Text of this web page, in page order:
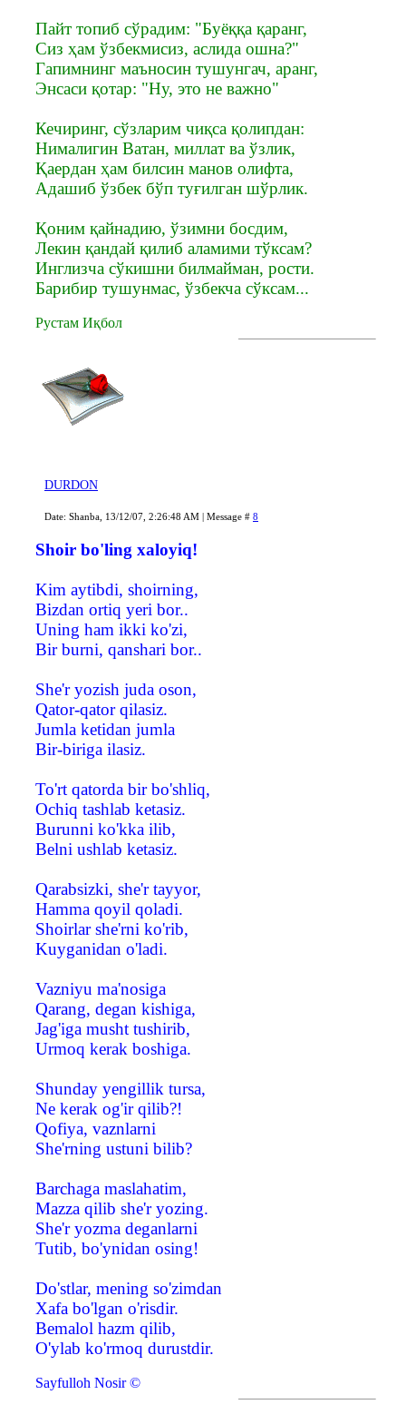
Пайт топиб сўрадим: "Буёққа қаранг,
Сиз ҳам ўзбекмисиз, аслида ошна?"
Гапимнинг маъносин тушунгач, аранг,
Энсаси қотар: "Ну, это не важно"
Кечиринг, сўзларим чиқса қолипдан:
Нималигин Ватан, миллат ва ўзлик,
Қаердан ҳам билсин манов олифта,
Адашиб ўзбек бўп туғилган шўрлик.
Қоним қайнадию, ўзимни босдим,
Лекин қандай қилиб аламими тўксам?
Инглизча сўкишни билмайман, рости.
Барибир тушунмас, ўзбекча сўксам...
Рустам Иқбол
DURDON
Date: Shanba, 13/12/07, 2:26:48 AM | Message # 8
Shoir bo'ling xaloyiq!
Kim aytibdi, shoirning,
Bizdan ortiq yeri bor..
Uning ham ikki ko'zi,
Bir burni, qanshari bor..
She'r yozish juda oson,
Qator-qator qilasiz.
Jumla ketidan jumla
Bir-biriga ilasiz.
To'rt qatorda bir bo'shliq,
Ochiq tashlab ketasiz.
Burunni ko'kka ilib,
Belni ushlab ketasiz.
Qarabsizki, she'r tayyor,
Hamma qoyil qoladi.
Shoirlar she'rni ko'rib,
Kuyganidan o'ladi.
Vazniyu ma'nosiga
Qarang, degan kishiga,
Jag'iga musht tushirib,
Urmoq kerak boshiga.
Shunday yengillik tursa,
Ne kerak og'ir qilib?!
Qofiya, vaznlarni
She'rning ustuni bilib?
Barchaga maslahatim,
Mazza qilib she'r yozing.
She'r yozma deganlarni
Tutib, bo'ynidan osing!
Do'stlar, mening so'zimdan
Xafa bo'lgan o'risdir.
Bemalol hazm qilib,
O'ylab ko'rmoq durustdir.
Sayfulloh Nosir ©